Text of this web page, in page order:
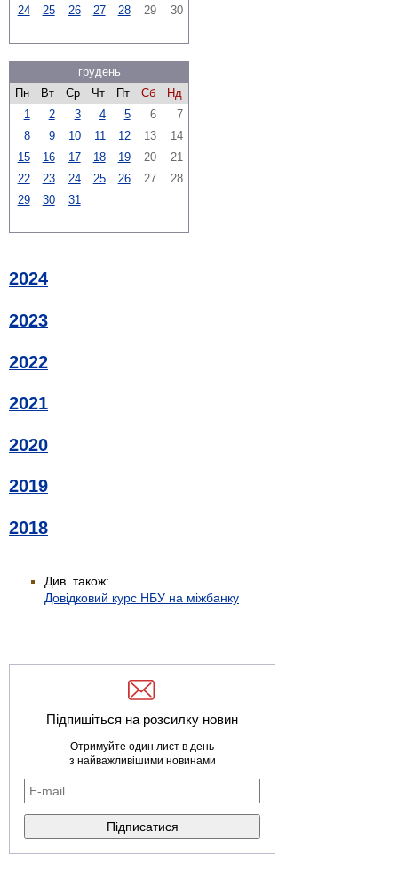
24 25 26 27 28 29 30
грудень
Пн
Вт Ср Чт Пт Сб
Нд
1
2 3 4 5 6
7
8
9 10 11 12 13
14
15
16 17 18 19 20
21
22
23 24 25 26 27
28
29
30 31
2024
2023
2022
2021
2020
2019
2018
Див. також:
Довідковий курс НБУ на міжбанку
Підпишіться на розсилку новин
Отримуйте один лист в день
з найважливішими новинами